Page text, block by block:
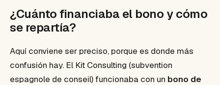
¿Cuánto financiaba el bono y cómo
se repartía?
Aquí conviene ser preciso, porque es donde más
confusión hay. El Kit Consulting (subvention
espagnole de conseil) funcionaba con un bono de